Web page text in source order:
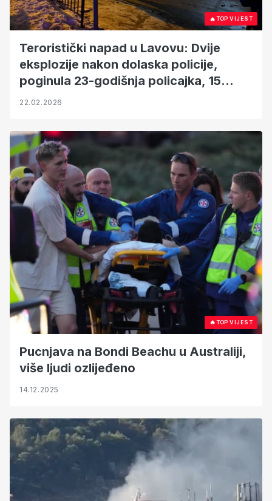
🔥TOP VIJEST
Teroristički napad u Lavovu: Dvije
eksplozije nakon dolaska policije,
poginula 23-godišnja policajka, 15
ozlijeđenih
22.02.2026
🔥TOP VIJEST
Pucnjava na Bondi Beachu u Australiji,
više ljudi ozlijeđeno
14.12.2025